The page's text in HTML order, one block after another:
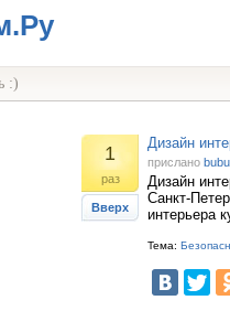
:)
1
раз
Вверх
Дизайн
прислано
Дизайн
Санкт-
интерьера
Тема: